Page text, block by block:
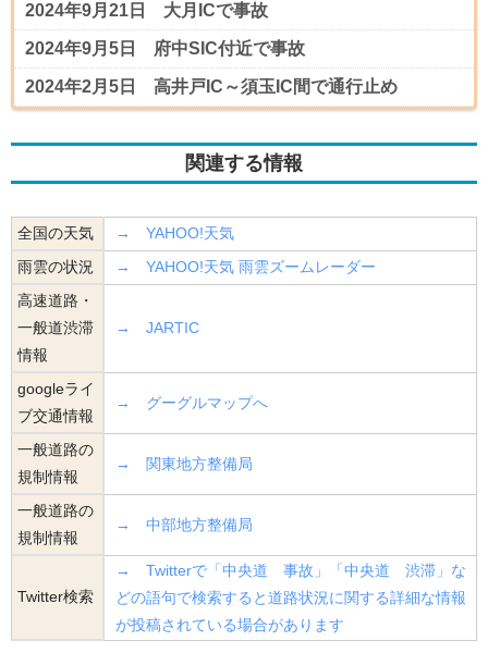
2024年9月21日 大月ICで事故
2024年9月5日 府中SIC付近で事故
2024年2月5日 高井戸IC～須玉IC間で通行止め
関連する情報
全国の天気
→ YAHOO!天気
雨雲の状況
→ YAHOO!天気 雨雲ズームレーダー
高速道路・
一般道渋滞
情報
→ JARTIC
googleライ
ブ交通情報
→ グーグルマップへ
一般道路の
規制情報
→ 関東地方整備局
一般道路の
規制情報
→ 中部地方整備局
Twitter検索
→ Twitterで「中央道 事故」「中央道 渋滞」な
どの語句で検索すると道路状況に関する詳細な情報
が投稿されている場合があります